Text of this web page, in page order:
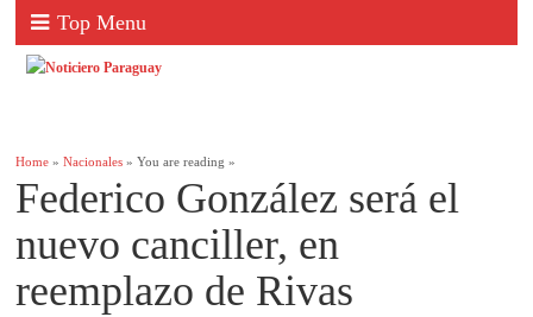
Top Menu
Home »Nacionales » You are reading »
Federico González será el
nuevo canciller, en
reemplazo de Rivas